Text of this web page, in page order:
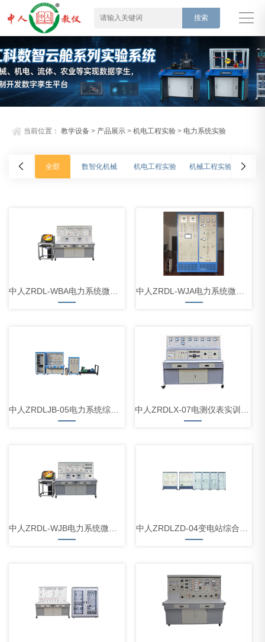
当前位置：教学设备 > 产品展示 >机电工程实验 > 电力系统实验
全部 数智化机械 机电工程实验 机械工程实验 车辆
中人ZRDL-WBA电力系统微机变压器保护实验台 中人ZRDL-WJA电力系统微机线路保护实训考核装置
中人ZRDLJB-05电力系统综合自动化技能实训装置 中人ZRDLX-07电测仪表实训装置
中人ZRDL-WJB电力系统微机线路保护实验台 中人ZRDLZD-04变电站综合自动化实训系统